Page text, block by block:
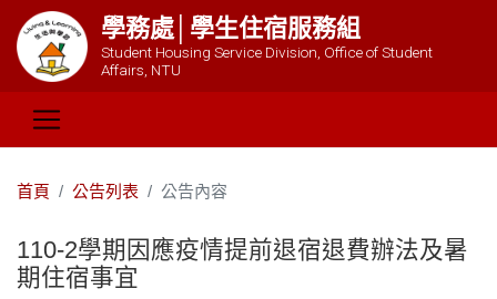
學務處│學生住宿服務組
Student Housing Service Division, Office of Student
Affairs, NTU
首頁 公告列表 公告內容
110-2學期因應疫情提前退宿退費辦法及暑
期住宿事宜